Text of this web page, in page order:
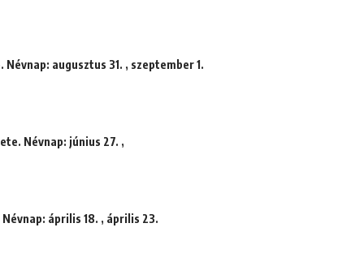
augusztus 31. , szeptember 1.
Névnap: június 27. ,
április 18. , április 23.